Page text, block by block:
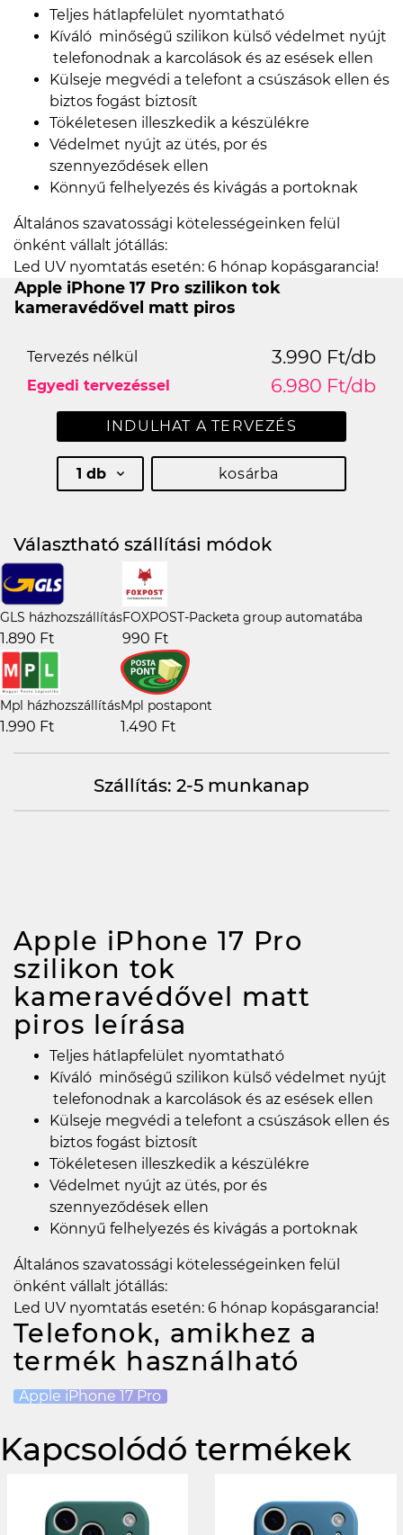
Teljes hátlapfelület nyomtatható
Kíváló minőségű szilikon külső védelmet nyújt
telefonodnak a karcolások és az esések ellen
Külseje megvédi a telefont a csúszások ellen és
biztos fogást biztosít
Tökéletesen illeszkedik a készülékre
Védelmet nyújt az ütés, por és
szennyeződések ellen
Könnyű felhelyezés és kivágás a portoknak
Általános szavatossági kötelességeinken felül
önként vállalt jótállás:
Led UV nyomtatás esetén: 6 hónap kopásgarancia!
Apple iPhone 17 Pro szilikon tok
kameravédővel matt piros
Tervezés nélkül 3.990 Ft/db
Egyedi tervezéssel 6.980 Ft/db
INDULHAT A TERVEZÉS
1 db kosárba
Választható szállítási módok
GLS házhozszállítás
1.890 Ft
FOXPOST-Packeta group automatába
990 Ft
Mpl házhozszállítás
1.990 Ft
Mpl postapont
1.490 Ft
Szállítás: 2-5 munkanap
Apple iPhone 17 Pro
szilikon tok
kameravédővel matt
piros leírása
Teljes hátlapfelület nyomtatható
Kíváló minőségű szilikon külső védelmet nyújt
telefonodnak a karcolások és az esések ellen
Külseje megvédi a telefont a csúszások ellen és
biztos fogást biztosít
Tökéletesen illeszkedik a készülékre
Védelmet nyújt az ütés, por és
szennyeződések ellen
Könnyű felhelyezés és kivágás a portoknak
Általános szavatossági kötelességeinken felül
önként vállalt jótállás:
Led UV nyomtatás esetén: 6 hónap kopásgarancia!
Telefonok, amikhez a
termék használható
Apple iPhone 17 Pro
Kapcsolódó termékek